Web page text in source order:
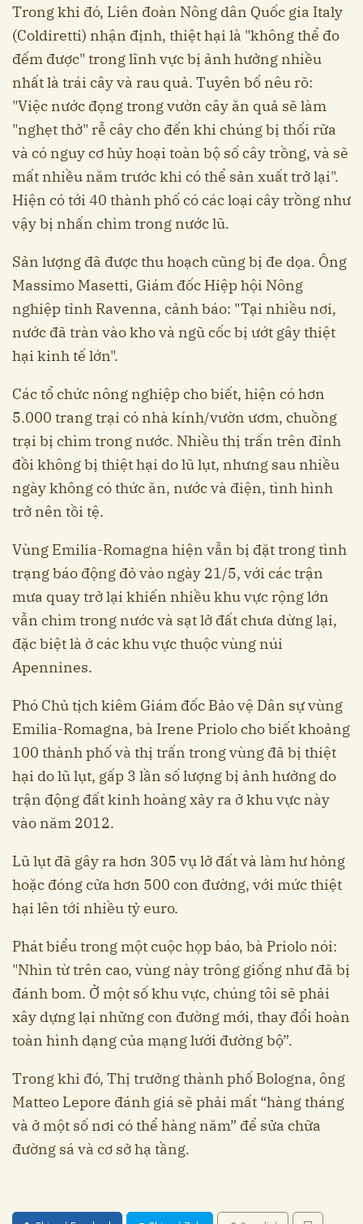
Trong khi đó, Liên đoàn Nông dân Quốc gia Italy
(Coldiretti) nhận định, thiệt hại là "không thể đo
đếm được" trong lĩnh vực bị ảnh hưởng nhiều
nhất là trái cây và rau quả. Tuyên bố nêu rõ:
"Việc nước đọng trong vườn cây ăn quả sẽ làm
"nghẹt thở" rễ cây cho đến khi chúng bị thối rữa
và có nguy cơ hủy hoại toàn bộ số cây trồng, và sẽ
mất nhiều năm trước khi có thể sản xuất trở lại".
Hiện có tới 40 thành phố có các loại cây trồng như
vậy bị nhấn chìm trong nước lũ.
Sản lượng đã được thu hoạch cũng bị đe dọa. Ông
Massimo Masetti, Giám đốc Hiệp hội Nông
nghiệp tỉnh Ravenna, cảnh báo: "Tại nhiều nơi,
nước đã tràn vào kho và ngũ cốc bị ướt gây thiệt
hại kinh tế lớn".
Các tổ chức nông nghiệp cho biết, hiện có hơn
5.000 trang trại có nhà kính/vườn ươm, chuồng
trại bị chìm trong nước. Nhiều thị trấn trên đỉnh
đồi không bị thiệt hại do lũ lụt, nhưng sau nhiều
ngày không có thức ăn, nước và điện, tình hình
trở nên tồi tệ.
Vùng Emilia-Romagna hiện vẫn bị đặt trong tình
trạng báo động đỏ vào ngày 21/5, với các trận
mưa quay trở lại khiến nhiều khu vực rộng lớn
vẫn chìm trong nước và sạt lở đất chưa dừng lại,
đặc biệt là ở các khu vực thuộc vùng núi
Apennines.
Phó Chủ tịch kiêm Giám đốc Bảo vệ Dân sự vùng
Emilia-Romagna, bà Irene Priolo cho biết khoảng
100 thành phố và thị trấn trong vùng đã bị thiệt
hại do lũ lụt, gấp 3 lần số lượng bị ảnh hưởng do
trận động đất kinh hoàng xảy ra ở khu vực này
vào năm 2012.
Lũ lụt đã gây ra hơn 305 vụ lở đất và làm hư hỏng
hoặc đóng cửa hơn 500 con đường, với mức thiệt
hại lên tới nhiều tỷ euro.
Phát biểu trong một cuộc họp báo, bà Priolo nói:
"Nhìn từ trên cao, vùng này trông giống như đã bị
đánh bom. Ở một số khu vực, chúng tôi sẽ phải
xây dựng lại những con đường mới, thay đổi hoàn
toàn hình dạng của mạng lưới đường bộ”.
Trong khi đó, Thị trưởng thành phố Bologna, ông
Matteo Lepore đánh giá sẽ phải mất “hàng tháng
và ở một số nơi có thể hàng năm” để sửa chữa
đường sá và cơ sở hạ tầng.